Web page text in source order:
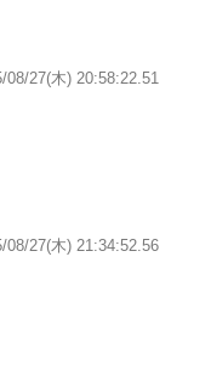
08/27(木) 20:58:22.51
08/27(木) 21:34:52.56